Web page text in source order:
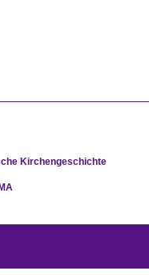
Kirchengeschichte